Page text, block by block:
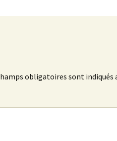
obligatoires sont indiqués